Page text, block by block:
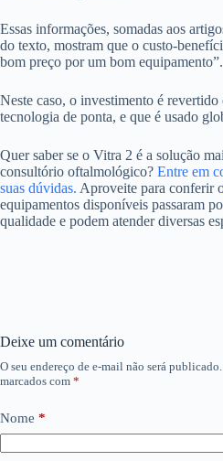
Essas informações, somadas aos
do texto, mostram que o custo-
bom preço por um bom equipamento”.
Neste caso, o investimento é
tecnologia de ponta, e que é usado
Quer saber se o Vitra 2 é a solução
consultório oftalmológico? Entre em
suas dúvidas. Aproveite para conferir
equipamentos disponíveis passaram
qualidade e podem atender diversas
Deixe um comentário
O seu endereço de e-mail não será publicado.
marcados com *
Nome *